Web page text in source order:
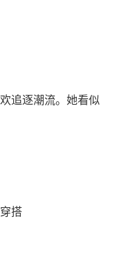
追逐潮流。她看似
搭